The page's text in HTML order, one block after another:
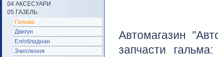
Автомагазин
запчасти
04 АКСЕСУАРИ
05 ГАЗЕЛЬ
Гальма
Двигун
Ел/обладнан
Зчеплення